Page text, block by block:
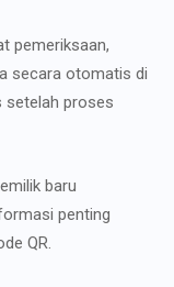
pemeriksaan,
secara otomatis di
setelah proses
baru
penting
QR.